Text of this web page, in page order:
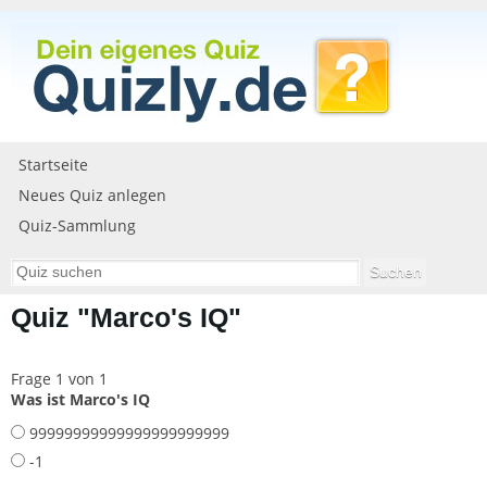
Startseite
Neues Quiz anlegen
Quiz-Sammlung
Quiz "Marco's IQ"
Frage 1 von 1
Was ist Marco's IQ
99999999999999999999999
-1